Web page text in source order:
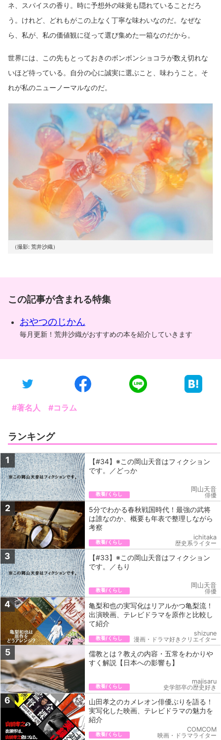
ネ、スパイスの香り。時に予想外の味覚も隠れていることだろ
う。けれど、どれもがこの上なく丁寧な味わいなのだ。なぜな
ら、私が、私の価値観に従って選び集めた一箱なのだから。
世界には、この先もとっておきのボンボンショコラが数え切れな
いほど待っている。自分の心に誠実に選ぶこと、味わうこと。そ
れが私のニューノーマルなのだ。
（撮影: 荒井沙織）
この記事が含まれる特集
おやつのじかん
毎月更新！荒井沙織がおすすめの本を紹介していきます
#著名人 #コラム
ランキング
1
【#34】※この岡山天音はフィクション
です。／どっか
教養/くらし
岡山天音
俳優
2
5分でわかる春秋戦国時代！最強の武将
は誰なのか、概要も年表で整理しながら
考察
教養/くらし
ichitaka
歴史系ライター
3
【#33】※この岡山天音はフィクション
です。／もり
教養/くらし
岡山天音
俳優
4
亀梨和也の実写化はリアルかつ亀梨流！
出演映画、テレビドラマを原作と比較し
て紹介
教養/くらし
shizune
漫画・ドラマ好きクリエイター
5
儒教とは？教えの内容・五常をわかりや
すく解説【日本への影響も】
教養/くらし
majisaru
史学部卒の歴史好き
6
山田孝之のカメレオン俳優ぶりを語る！
実写化した映画、テレビドラマの魅力を
紹介
教養/くらし
COMCOM
映画・ドラマライター